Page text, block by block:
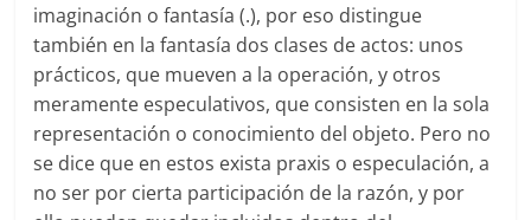
imaginación o fantasía (.), por eso distingue
también en la fantasía dos clases de actos: unos
prácticos, que mueven a la operación, y otros
meramente especulativos, que consisten en la sola
representación o conocimiento del objeto. Pero no
se dice que en estos exista praxis o especulación, a
no ser por cierta participación de la razón, y por